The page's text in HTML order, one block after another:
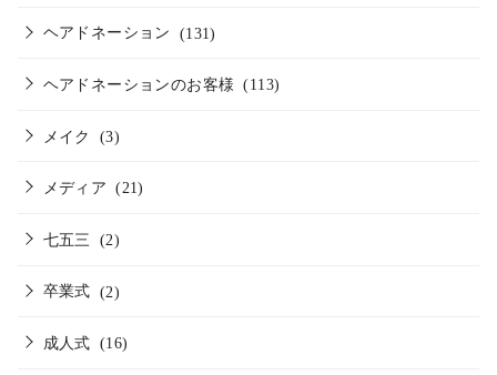
ヘアドネーション (131)
ヘアドネーションのお客様 (113)
メイク (3)
メディア (21)
七五三 (2)
卒業式 (2)
成人式 (16)